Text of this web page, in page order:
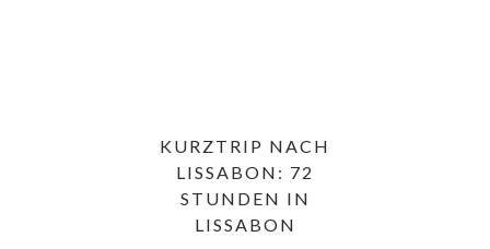
KURZTRIP NACH
LISSABON: 72
STUNDEN IN
LISSABON